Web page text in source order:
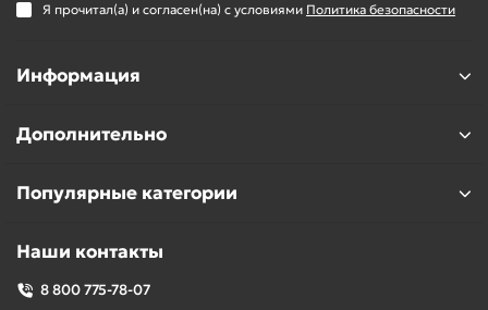
Я прочитал(а) и согласен(на) с условиями Политика безопасности
Информация
Дополнительно
Популярные категории
Наши контакты
8 800 775-78-07